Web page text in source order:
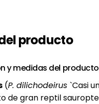
producto
y medidas del producto
(P. dilichodeirus `Casi
de gran reptil